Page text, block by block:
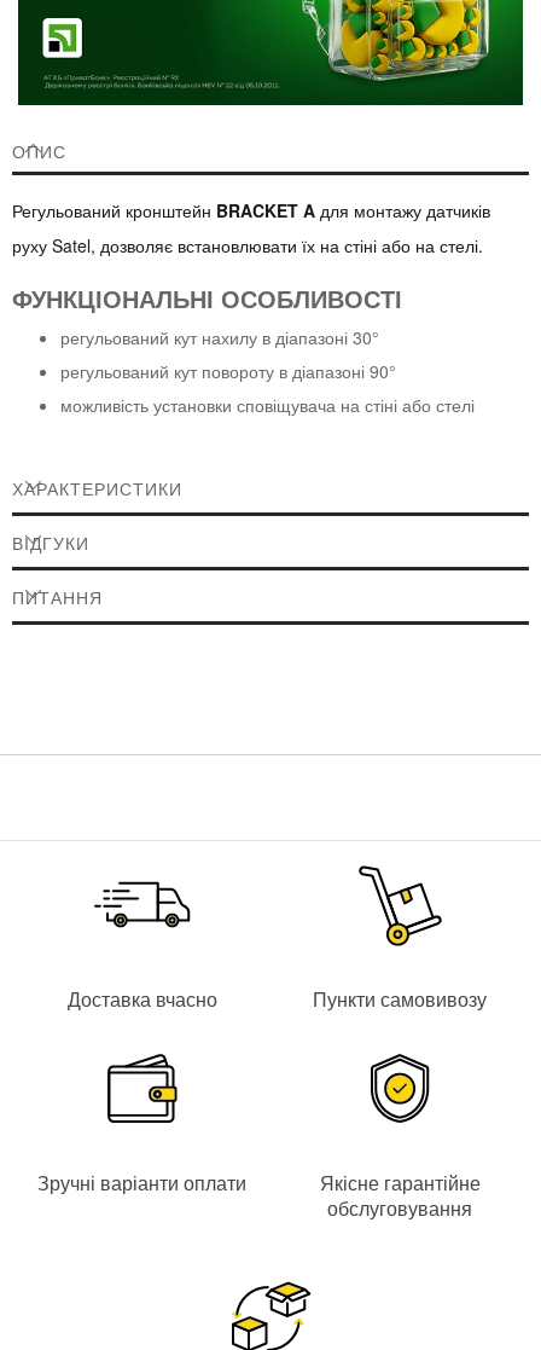
ОПИС
Регульований кронштейн BRACKET A для монтажу датчиків
руху Satel, дозволяє встановлювати їх на стіні або на стелі.
ФУНКЦІОНАЛЬНІ ОСОБЛИВОСТІ
регульований кут нахилу в діапазоні 30°
регульований кут повороту в діапазоні 90°
можливість установки сповіщувача на стіні або стелі
ХАРАКТЕРИСТИКИ
ВІДГУКИ
ПИТАННЯ
Доставка вчасно Пункти самовивозу
Зручні варіанти оплати
Якісне гарантійне
обслуговування